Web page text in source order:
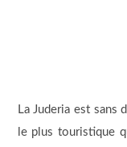
La Juderia est sans
le plus touristique